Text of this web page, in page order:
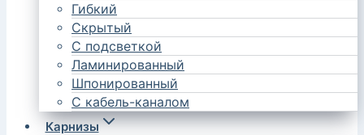
Гибкий
Скрытый
С подсветкой
Ламинированный
Шпонированный
С кабель-каналом
Карнизы